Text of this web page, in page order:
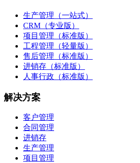
生产管理（一站式）
CRM（专业版）
项目管理（标准版）
工程管理（轻量版）
售后管理（标准版）
进销存（标准版）
人事行政（标准版）
解决方案
客户管理
合同管理
进销存
生产管理
项目管理